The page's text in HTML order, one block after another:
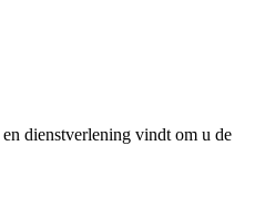
dienstverlening vindt om u de